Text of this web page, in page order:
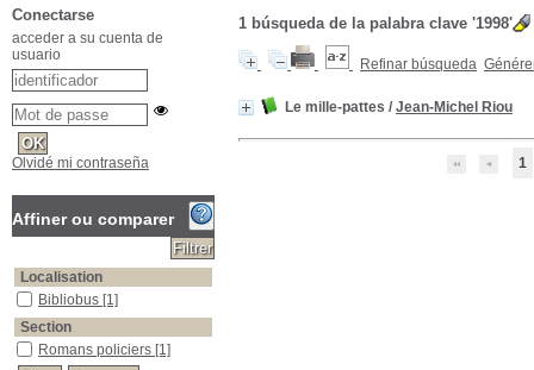
1 búsqueda de la palabra clave '1998'
Refinar búsqueda
Le mille-pattes / Jean-Michel Riou
1
Conectarse
acceder a su cuenta de
usuario
Olvidé mi contraseña
Affiner ou comparer
Localisation
Bibliobus
Bibliobus [1]
Section
Romans policiers
Romans policiers [1]